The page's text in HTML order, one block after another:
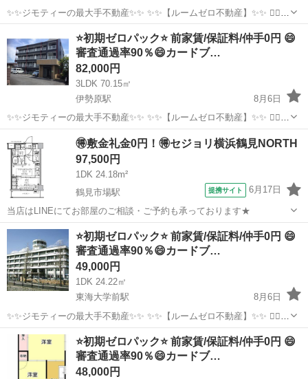
✨✨ジモティーの最大手不動産✨✨ ✨✨【ルームゼロ不動産】✨✨ 🙇‍♂️
🙇‍♂️賃貸の成約件数800件を突破❗️❗️ 🏆🏆🏆🏆🏆🏆🏆🏆🏆🏆🏆🏆 サービ
ス開始からたくさんのお客様に 高評価を頂いて...
伊勢原市 伊勢原駅 マンション 物件
⭐️初期ゼロパック⭐️ 前家賃/保証料/仲手0円 😄
審査通過率90％😄カードブ…
82,000円
3LDK 70.15㎡
伊勢原駅
8月6日
✨✨ジモティーの最大手不動産✨✨ ✨✨【ルームゼロ不動産】✨✨ 🙇‍♂️
🙇‍♂️賃貸の成約件数800件を突破❗️❗️ 🏆🏆🏆🏆🏆🏆🏆🏆🏆🏆🏆🏆 サービ
ス開始からたくさんのお客様に 高評価を頂いて...
神奈川 伊勢原市 伊勢原駅 マンション 物件
🉐敷金礼金0円！🉐セジョリ横浜鶴見NORTH
97,500円
1DK 24.18m²
鶴見市場駅
提携サイト 6月17日
当店はLINEにてお部屋のご相談・ご予約も承っております★
神奈川 横浜市 鶴見市場駅 マンション
⭐️初期ゼロパック⭐️ 前家賃/保証料/仲手0円 😄
審査通過率90％😄カードブ…
49,000円
1DK 24.22㎡
東海大学前駅
8月6日
✨✨ジモティーの最大手不動産✨✨ ✨✨【ルームゼロ不動産】✨✨ 🙇‍♂️
🙇‍♂️賃貸の成約件数800件を突破❗️❗️ 🏆🏆🏆🏆🏆🏆🏆🏆🏆🏆🏆🏆 サービ
ス開始からたくさんのお客様に 高評価を頂いて...
神奈川 秦野市 東海大学前駅 マンション 物件
⭐️初期ゼロパック⭐️ 前家賃/保証料/仲手0円 😄
審査通過率90％😄カードブ…
48,000円